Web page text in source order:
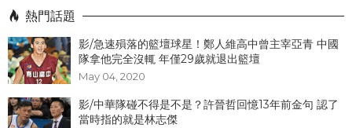
熱門話題
影/急速殞落的籃壇球星！鄭人維高中曾主宰亞青 中國
隊拿他完全沒輒 年僅29歲就退出籃壇
May 04, 2020
影/中華隊碰不得是不是？許晉哲回憶13年前金句 認了
當時指的就是林志傑